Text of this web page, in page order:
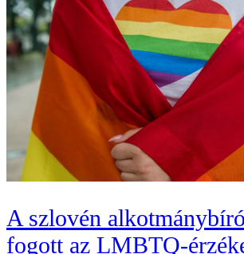
A szlovén
fogott az LMBTQ-